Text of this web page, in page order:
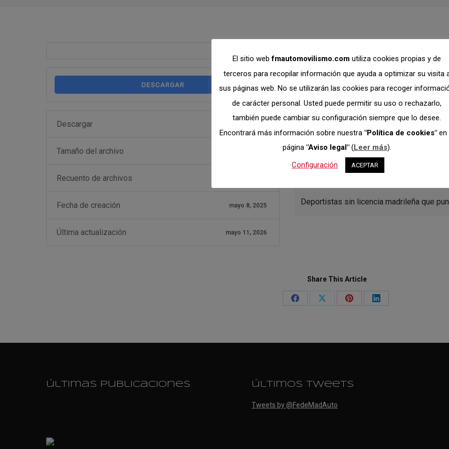
DESCARGAR
Descargar 3547
Tamaño del archivo
Recuento de archivos
Fecha de creación mayo 8, 2025
Última actualización mayo 11, 2026
Listado
no
puntúan
2026
Attached Files
Deportistas sin licencia madrileña que
Share This Article
Share
Share
Share
Share
últimas publicaciones últimos tweets
Tweets by @FedeMadAuto
El sitio webfmautomovilismo.com utiliza cookies propias y de
terceros para recopilar información que ayuda a optimizar su visita
sus páginas web. No se utilizarán las cookies para recoger
de carácter personal. Usted puede permitir su uso o rechazarlo,
también puede cambiar su configuración siempre que lo desee.
Encontrará más información sobre nuestra "Política de cookies"en
página "Aviso legal"(Leer más).
Configuración
ACEPTAR